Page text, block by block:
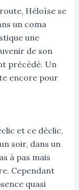
Héloïse se
un coma
une
de son
précédé. Un
encore pour
et ce déclic,
soir, dans un
à pas mais
Cependant
quasi